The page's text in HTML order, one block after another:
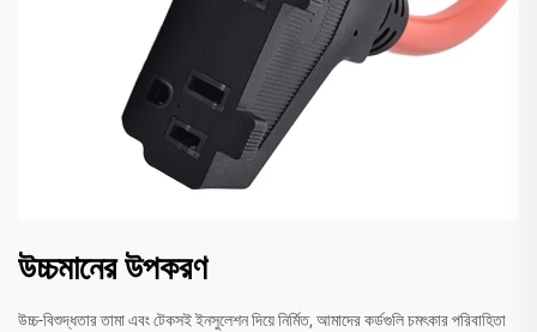
উচ্চমানের উপকরণ
উচ্চ-বিশুদ্ধতার তামা এবং টেকসই ইনসুলেশন দিয়ে নির্মিত, আমাদের কর্ডগুলি চমৎকার পরিবাহিতা